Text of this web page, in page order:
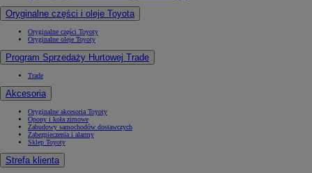
Oryginalne części i oleje Toyota
Oryginalne części Toyoty
Oryginalne oleje Toyoty
Program Sprzedaży Hurtowej Trade
Trade
Akcesoria
Oryginalne akcesoria Toyoty
Opony i koła zimowe
Zabudowy samochodów dostawczych
Zabezpieczenia i alarmy
Sklep Toyoty
Strefa klienta